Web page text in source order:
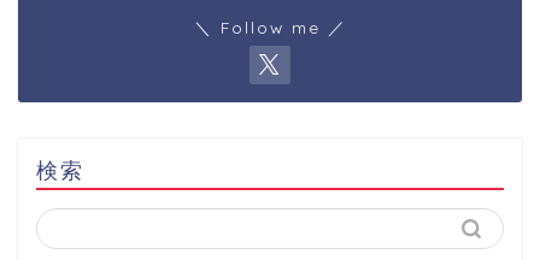
＼ Follow me ／
検索